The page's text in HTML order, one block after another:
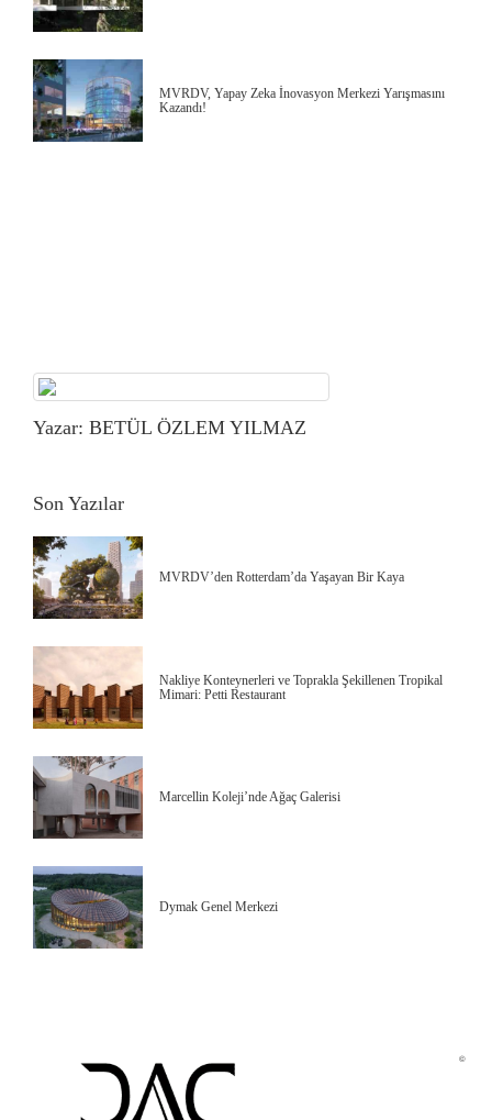
MVRDV, Yapay Zeka İnovasyon Merkezi Yarışmasını
Kazandı!
Yazar: BETÜL ÖZLEM YILMAZ
Son Yazılar
MVRDV’den Rotterdam’da Yaşayan Bir Kaya
Nakliye Konteynerleri ve Toprakla Şekillenen Tropikal
Mimari: Petti Restaurant
Marcellin Koleji’nde Ağaç Galerisi
Dymak Genel Merkezi
©